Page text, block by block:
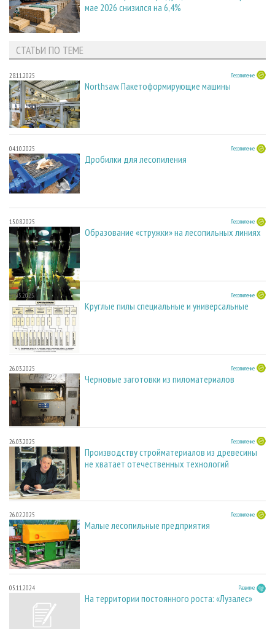
мае 2026 снизился на 6,4%
СТАТЬИ ПО ТЕМЕ
28.11.2025 Лесопиление
Northsaw. Пакетоформирующие машины
04.10.2025 Лесопиление
Дробилки для лесопиления
15.08.2025 Лесопиление
Образование «стружки» на лесопильных линиях
27.05.2025 Лесопиление
Круглые пилы специальные и универсальные
26.03.2025 Лесопиление
Черновые заготовки из пиломатериалов
26.03.2025 Лесопиление
Производству стройматериалов из древесины
не хватает отечественных технологий
26.02.2025 Лесопиление
Малые лесопильные предприятия
05.11.2024 Развитие
На территории постоянного роста: «Лузалес»